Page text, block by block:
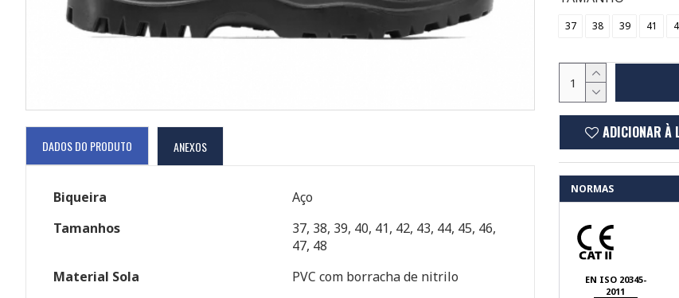
DADOS DO PRODUTO ANEXOS
Biqueira
Aço
Tamanhos
37, 38, 39, 40, 41, 42, 43, 44, 45, 46,
47, 48
Material Sola
PVC com borracha de nitrilo
37 38 39 41
ADICIONAR À
NORMAS
EN ISO 20345-
2011